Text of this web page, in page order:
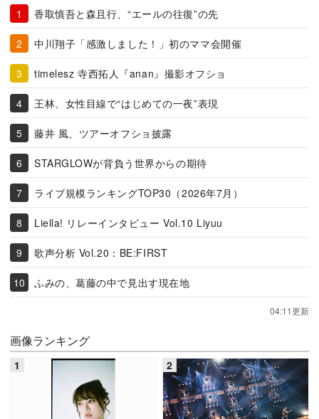
香取慎吾と森且行、“エールの往復”の先
中川翔子「感激しました！」初のママ会開催
timelesz 寺西拓人『anan』撮影オフショ
王林、女性目線で“はじめての一夜”表現
藤井 風、ツアーオフショ披露
STARGLOWが背負う世界からの期待
ライブ規模ランキングTOP30（2026年7月）
Liella! リレーインタビュー Vol.10 Liyuu
歌声分析 Vol.20：BE:FIRST
ふみの、葛藤の中で見出す現在地
04:11更新
画像ランキング